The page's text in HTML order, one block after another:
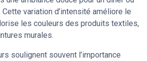
variation d’intensité améliore le
les couleurs des produits textiles,
murales.
soulignent souvent l’importance